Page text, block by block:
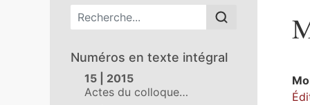
Menu principal
Numéros en texte intégral
15 | 2015
Actes du colloque…